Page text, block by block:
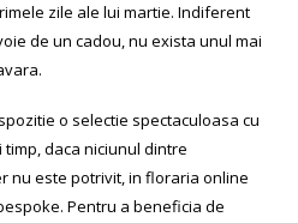
zile ale lui martie. Indiferent
de un cadou, nu exista unul mai
o selectie spectaculoasa cu
daca niciunul dintre
nu este potrivit, in floraria online
Pentru a beneficia de